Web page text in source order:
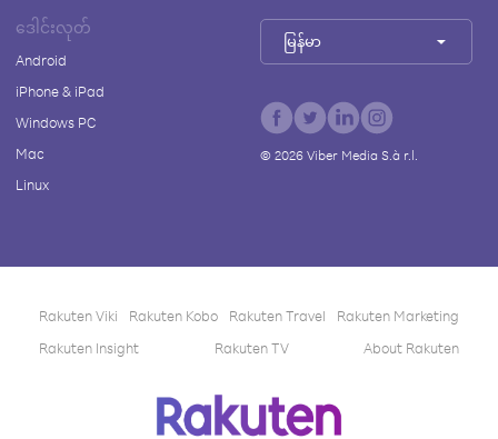
ဒေါင်းလုတ်
Android
iPhone & iPad
Windows PC
Mac
Linux
မြန်မာ
© 2026Viber Media S.à r.l.
Rakuten Viki Rakuten Kobo Rakuten Travel
Rakuten Marketing
Rakuten Insight
Rakuten TV About Rakuten